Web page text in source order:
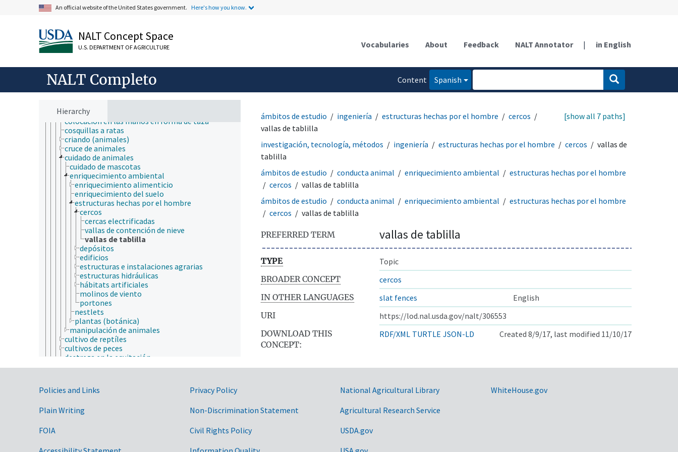
An official website of the United States government. Here's how you know.
NALT Concept Space
U.S. DEPARTMENT OF AGRICULTURE Vocabularies About Feedback NALT Annotator | in English
NALT Completo
Content
Spanish
Hierarchy
antropología
ciencia avícola
ciencia de la carne
ciencia lechera
ciencias agrícolas
cruce de animales
educación médica y veterinaria
evaluación del bienestar
ganadería
alimentación de animales
avicultura
colocación en las manos en forma de taza
cosquillas a ratas
criando (animales)
cruce de animales
cuidado de animales
cuidado de mascotas
enriquecimiento ambiental
enriquecimiento alimenticio
enriquecimiento del suelo
estructuras hechas por el hombre
cercos
cercas electrificadas
vallas de contención de nieve
vallas de tablilla
depósitos
edificios
estructuras e instalaciones agrarias
estructuras hidráulicas
hábitats artificiales
molinos de viento
portones
nestlets
plantas (botánica)
manipulación de animales
cultivo de reptíles
cultivos de peces
destreza en la equitación
entrenamiento (animales)
ganadería de campos libres
manipulación en túnel
sistemas de pastoreo
ámbitos de estudio ingeniería estructuras hechas por el hombre
cercos
vallas de tablilla
[show all 7 paths]
investigación, tecnología, métodos ingeniería estructuras hechas por el hombre cercos
vallas de
tablilla
ámbitos de estudio
conducta animal enriquecimiento ambiental
estructuras hechas por el hombre
cercos
vallas de tablilla
ámbitos de estudio
conducta animal enriquecimiento ambiental
estructuras hechas por el hombre
cercos
vallas de tablilla
PREFERRED TERM vallas de tablilla
TYPE
Topic
BROADER CONCEPT
cercos
IN OTHER LANGUAGES
slat fences
English
URI
https://lod.nal.usda.gov/nalt/306553
DOWNLOAD THIS
CONCEPT:
RDF/XML TURTLE JSON-LD Created 8/9/17, last modified 11/10/17
Government Links
Policies and Links
Plain Writing
FOIA
Privacy Policy
Non-Discrimination Statement
Civil Rights Policy
National Agricultural Library
Agricultural Research Service
USDA.gov
WhiteHouse.gov